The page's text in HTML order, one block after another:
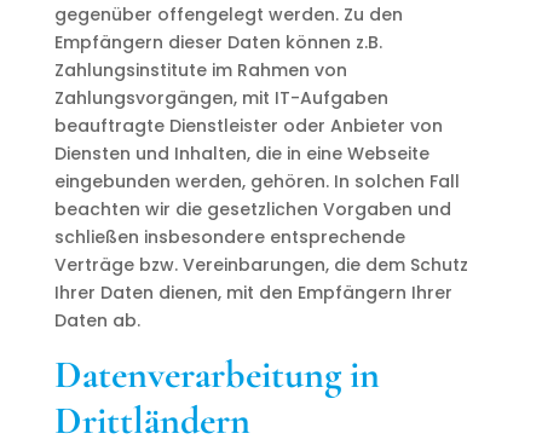
gegenüber offengelegt werden. Zu den
Empfängern dieser Daten können z.B.
Zahlungsinstitute im Rahmen von
Zahlungsvorgängen, mit IT-Aufgaben
beauftragte Dienstleister oder Anbieter von
Diensten und Inhalten, die in eine Webseite
eingebunden werden, gehören. In solchen Fall
beachten wir die gesetzlichen Vorgaben und
schließen insbesondere entsprechende
Verträge bzw. Vereinbarungen, die dem Schutz
Ihrer Daten dienen, mit den Empfängern Ihrer
Daten ab.
Datenverarbeitung in
Drittländern